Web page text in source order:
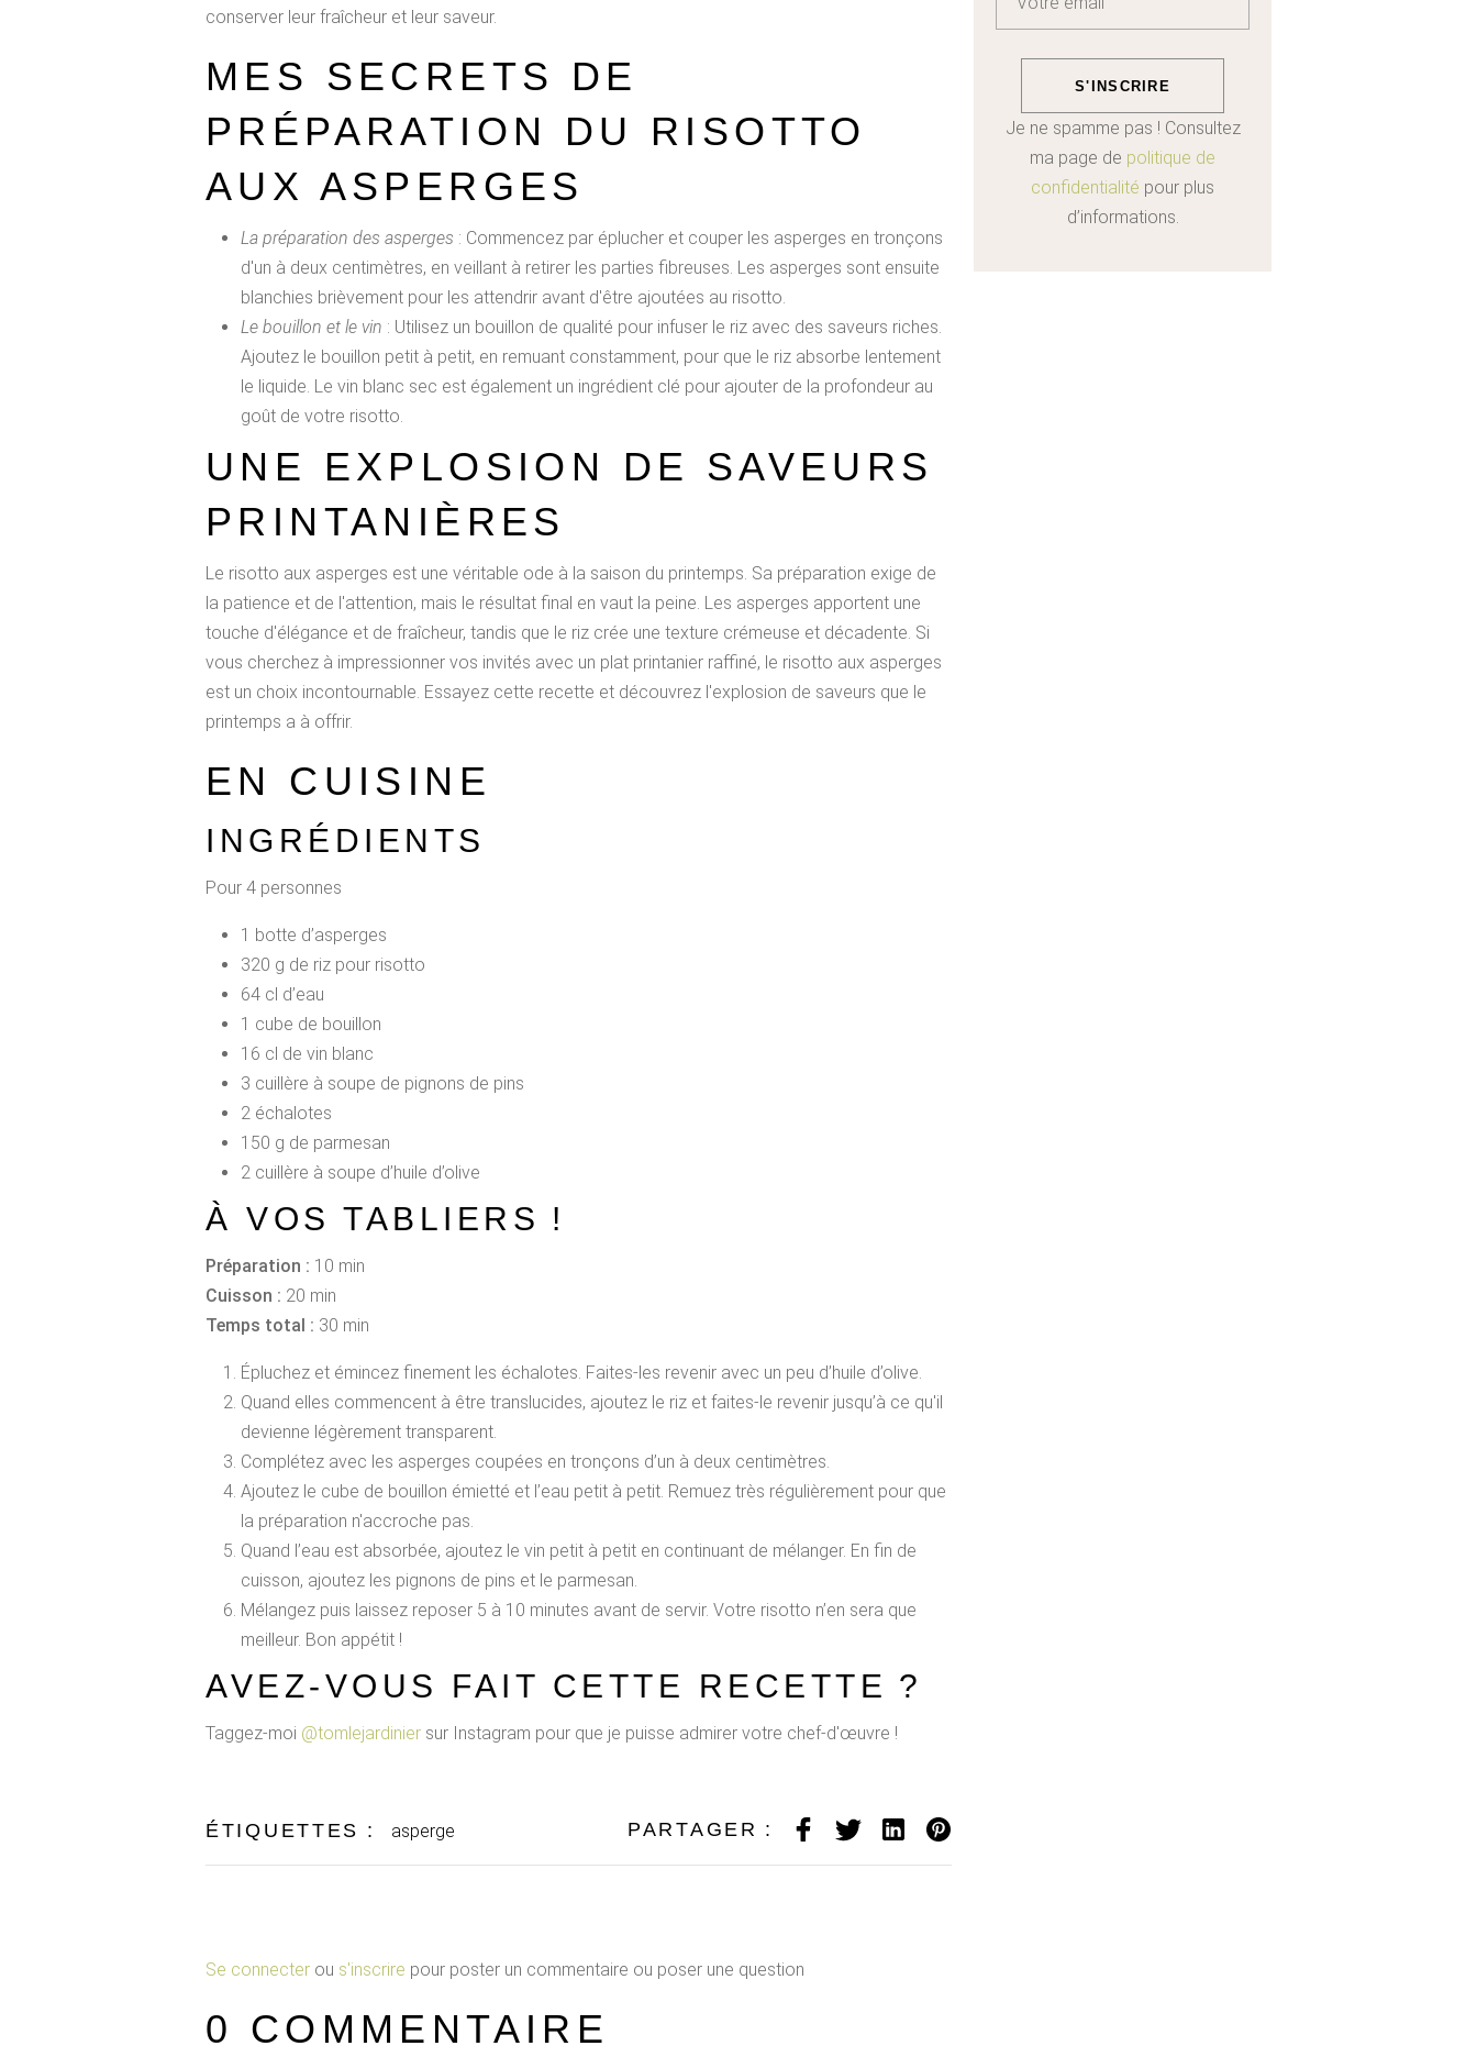
conserver leur fraîcheur et leur saveur.
MES SECRETS DE
PRÉPARATION DU RISOTTO
AUX ASPERGES
La préparation des asperges : Commencez par éplucher et couper les asperges en tronçons
d'un à deux centimètres, en veillant à retirer les parties fibreuses. Les asperges sont ensuite
blanchies brièvement pour les attendrir avant d'être ajoutées au risotto.
Le bouillon et le vin : Utilisez un bouillon de qualité pour infuser le riz avec des saveurs riches.
Ajoutez le bouillon petit à petit, en remuant constamment, pour que le riz absorbe lentement
le liquide. Le vin blanc sec est également un ingrédient clé pour ajouter de la profondeur au
goût de votre risotto.
UNE EXPLOSION DE SAVEURS
PRINTANIÈRES
Le risotto aux asperges est une véritable ode à la saison du printemps. Sa préparation exige de
la patience et de l'attention, mais le résultat final en vaut la peine. Les asperges apportent une
touche d'élégance et de fraîcheur, tandis que le riz crée une texture crémeuse et décadente. Si
vous cherchez à impressionner vos invités avec un plat printanier raffiné, le risotto aux asperges
est un choix incontournable. Essayez cette recette et découvrez l'explosion de saveurs que le
printemps a à offrir.
EN CUISINE
INGRÉDIENTS
Pour 4 personnes
1 botte d’asperges
320 g de riz pour risotto
64 cl d’eau
1 cube de bouillon
16 cl de vin blanc
3 cuillère à soupe de pignons de pins
2 échalotes
150 g de parmesan
2 cuillère à soupe d’huile d’olive
À VOS TABLIERS !
Préparation : 10 min
Cuisson : 20 min
Temps total : 30 min
Épluchez et émincez finement les échalotes. Faites-les revenir avec un peu d’huile d’olive.
Quand elles commencent à être translucides, ajoutez le riz et faites-le revenir jusqu’à ce qu'il
devienne légèrement transparent.
Complétez avec les asperges coupées en tronçons d’un à deux centimètres.
Ajoutez le cube de bouillon émietté et l’eau petit à petit. Remuez très régulièrement pour que
la préparation n'accroche pas.
Quand l’eau est absorbée, ajoutez le vin petit à petit en continuant de mélanger. En fin de
cuisson, ajoutez les pignons de pins et le parmesan.
Mélangez puis laissez reposer 5 à 10 minutes avant de servir. Votre risotto n’en sera que
meilleur. Bon appétit !
AVEZ-VOUS FAIT CETTE RECETTE ?
Taggez-moi @tomlejardinier sur Instagram pour que je puisse admirer votre chef-d'œuvre !
ÉTIQUETTES : asperge PARTAGER :
Se connecter ou s'inscrire pour poster un commentaire ou poser une question
0 COMMENTAIRE
S'INSCRIRE
Je ne spamme pas ! Consultez
ma page de politique de
confidentialité pour plus
d’informations.